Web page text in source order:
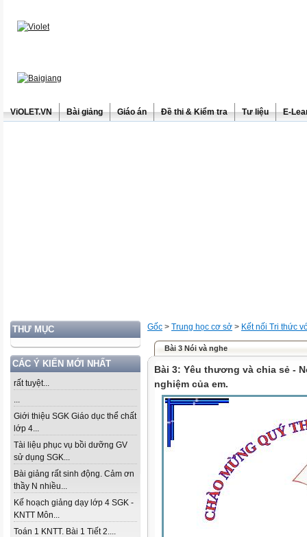
ViOLET.VN Bài giảng Giáo án Đề thi & Kiểm tra Tư liệu E-
THƯ MỤC
CÁC Ý KIẾN MỚI NHẤT
rất tuyệt...
...
Giới thiệu SGK Giáo dục thể chất
lớp 4...
Tài liệu phục vụ bồi dưỡng GV
sử dụng SGK...
Bài giảng rất sinh động. Cảm ơn
thầy N nhiều...
Kế hoạch giảng dạy lớp 4 SGK -
KNTT Môn...
Toán 1 KNTT. Bài 1 Tiết 2....
Gốc > Trung học cơ sở > Kết nối Tri thức
Bài 3 Nói và nghe
Bài 3: Yêu thương và chia sẻ -
nghiệm của em.